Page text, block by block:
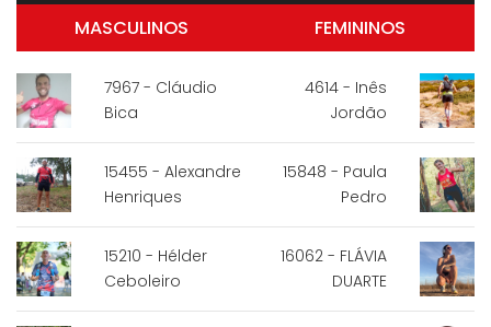
MASCULINOS
7967 - Cláudio
Bica
15455 - Alexandre
Henriques
15210 - Hélder
Ceboleiro
FEMININOS
4614 - Inês
Jordão
15848 - Paula
Pedro
16062 - FLÁVIA
DUARTE